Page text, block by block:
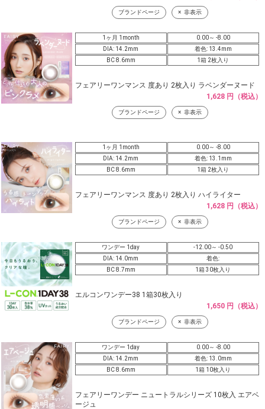
ブランドページ 非表示
1ヶ月 1month
0.00～ -8.00
DIA: 14.2mm
着色: 13.4mm
BC 8.6mm
1箱 2枚入り
フェアリーワンマンス 度あり 2枚入り ラベンダーヌード
1,628 円（税込）
ブランドページ 非表示
1ヶ月 1month
0.00～ -8.00
DIA: 14.2mm
着色: 13.1mm
BC 8.6mm
1箱 2枚入り
フェアリーワンマンス 度あり 2枚入り ハイライター
1,628 円（税込）
ブランドページ 非表示
ワンデー 1day
-12.00～ -0.50
DIA: 14.0mm
着色:
BC 8.7mm
1箱 30枚入り
エルコンワンデー38 1箱30枚入り
1,650 円（税込）
ブランドページ 非表示
ワンデー 1day
0.00～ -8.00
DIA: 14.2mm
着色: 13.0mm
BC 8.6mm
1箱 10枚入り
フェアリーワンデー ニュートラルシリーズ 10枚入 エアベ
ージュ